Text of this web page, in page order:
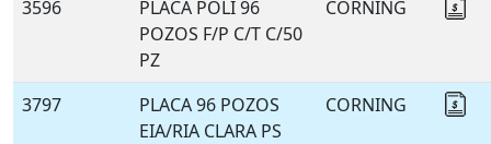
3596
PLACA POLI 96
POZOS F/P C/T C/50
PZ
CORNING
3797
PLACA 96 POZOS
EIA/RIA CLARA PS
CORNING